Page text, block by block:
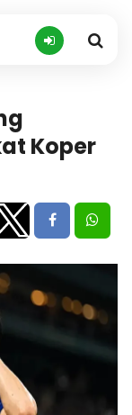
Koper